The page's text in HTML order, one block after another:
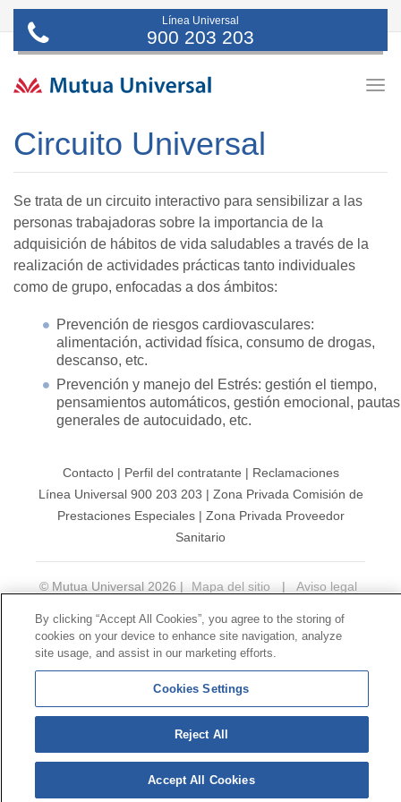
Línea Universal
900 203 203
Circuito Universal
Se trata de un circuito interactivo para sensibilizar a las
personas trabajadoras sobre la importancia de la
adquisición de hábitos de vida saludables a través de la
realización de actividades prácticas tanto individuales
como de grupo, enfocadas a dos ámbitos:
Prevención de riesgos cardiovasculares:
alimentación, actividad física, consumo de drogas,
descanso, etc.
Prevención y manejo del Estrés: gestión el tiempo,
pensamientos automáticos, gestión emocional, pautas
generales de autocuidado, etc.
Contacto| Perfil del contratante | Reclamaciones
Línea Universal 900 203 203 | Zona Privada Comisión de
Prestaciones Especiales| Zona Privada Proveedor
Sanitario
© Mutua Universal 2026 | Mapa del sitio |
Aviso legal
cookies
Síguenos en:
𝕏
By clicking “Accept All Cookies”, you agree to the storing of
cookies on your device to enhance site navigation, analyze
site usage, and assist in our marketing efforts.
Cookies Settings
Reject All
Accept All Cookies